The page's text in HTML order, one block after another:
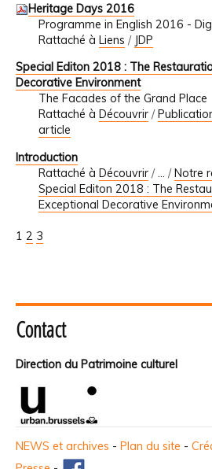
Heritage Days 2016
Programme in English 2016 -
Rattaché à Liens / JDP
Special Editon 2018 : The
Decorative Environment
The Facades of the Grand Place
Rattaché à Découvrir /
article
Introduction
Rattaché à Découvrir /… /Notre
Special Editon 2018 : The
Exceptional Decorative
1 2 3
Contact
Direction du Patrimoine culturel
NEWS et archives - Plan du site -